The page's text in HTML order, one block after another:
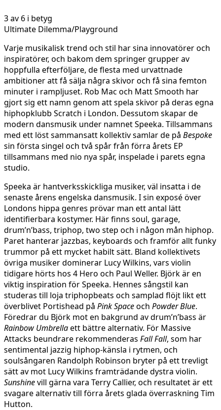
3 av 6 i betyg
Ultimate Dilemma/Playground
Varje musikalisk trend och stil har sina innovatörer och
inspiratörer, och bakom dem springer grupper av
hoppfulla efterföljare, de flesta med urvattnade
ambitioner att få sälja några skivor och få sina femton
minuter i rampljuset. Rob Mac och Matt Smooth har
gjort sig ett namn genom att spela skivor på deras egna
hiphopklubb Scratch i London. Dessutom skapar de
modern dansmusik under namnet Speeka. Tillsammans
med ett löst sammansatt kollektiv samlar de på Bespoke
sin första singel och två spår från förra årets EP
tillsammans med nio nya spår, inspelade i parets egna
studio.
Speeka är hantverksskickliga musiker, väl insatta i de
senaste årens engelska dansmusik. I sin exposé över
Londons hippa genres prövar man ett antal lätt
identifierbara kostymer. Här finns soul, garage,
drum’n’bass, triphop, two step och i någon mån hiphop.
Paret hanterar jazzbas, keyboards och framför allt funky
trummor på ett mycket habilt sätt. Bland kollektivets
övriga musiker dominerar Lucy Wilkins, vars violin
tidigare hörts hos 4 Hero och Paul Weller. Björk är en
viktig inspiration för Speeka. Hennes sångstil kan
studeras till loja triphopbeats och samplad flöjt likt ett
överblivet Portishead på Pink Spaceoch Powder Blue.
Föredrar du Björk mot en bakgrund av drum’n’bass är
Rainbow Umbrellaett bättre alternativ. För Massive
Attacks beundrare rekommenderas Fall Fall, som har
sentimental jazzig hiphop-känsla i rytmen, och
soulsångaren Randolph Robinson bryter på ett trevligt
sätt av mot Lucy Wilkins framträdande dystra violin.
Sunshinevill gärna vara Terry Callier, och resultatet är ett
svagare alternativ till förra årets glada överraskning Tim
Hutton.